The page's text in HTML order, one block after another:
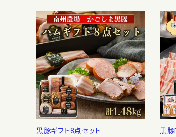
黒豚ギフト8点セット
黒豚